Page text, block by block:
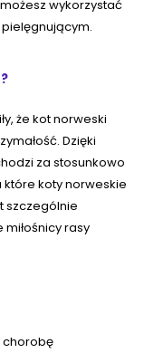
wykorzystać
że kot norweski
Dzięki
za stosunkowo
koty norweskie
szczególnie
rasy
chorobę